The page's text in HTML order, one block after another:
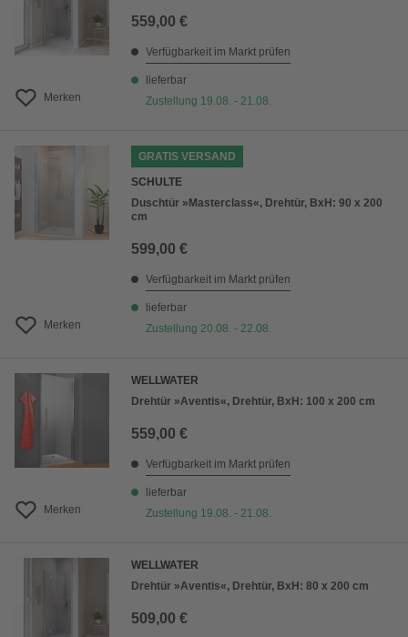
Merken
559,00 €
Verfügbarkeit im Markt prüfen
lieferbar
Zustellung 19.08. - 21.08.
Merken
GRATIS VERSAND
SCHULTE
Duschtür »Masterclass«, Drehtür, BxH: 90 x 200
cm
599,00 €
Verfügbarkeit im Markt prüfen
lieferbar
Zustellung 20.08. - 22.08.
Merken
WELLWATER
Drehtür »Aventis«, Drehtür, BxH: 100 x 200 cm
559,00 €
Verfügbarkeit im Markt prüfen
lieferbar
Zustellung 19.08. - 21.08.
WELLWATER
Drehtür »Aventis«, Drehtür, BxH: 80 x 200 cm
509,00 €